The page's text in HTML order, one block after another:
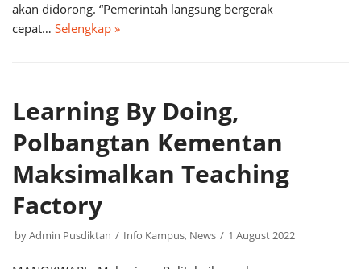
akan didorong. “Pemerintah langsung bergerak
cepat… Selengkap »
Learning By Doing,
Polbangtan Kementan
Maksimalkan Teaching
Factory
byAdmin Pusdiktan Info Kampus, News 1 August 2022